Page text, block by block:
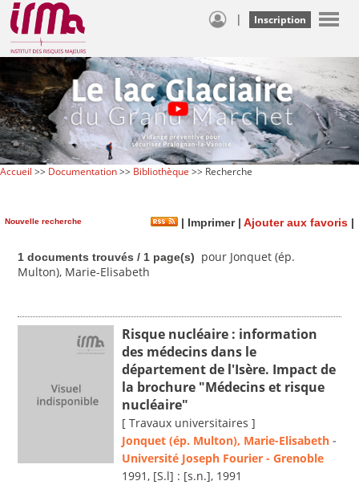
| Inscription
Accueil >> Documentation>> Bibliothèque >> Recherche
Nouvelle recherche | Imprimer| Ajouter aux favoris |
1 documents trouvés / 1 page(s)
pour Jonquet (ép.
Multon), Marie-Elisabeth
Risque nucléaire : information
des médecins dans le
département de l'Isère. Impact de
la brochure "Médecins et risque
nucléaire"
[ Travaux universitaires ]
Jonquet (ép. Multon), Marie-Elisabeth -
Université Joseph Fourier - Grenoble
1991, [S.l] : [s.n.], 1991